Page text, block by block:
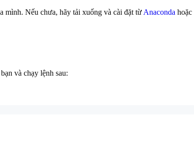
mình. Nếu chưa, hãy tải xuống và cài đặt từ Anaconda hoặc
và chạy lệnh sau: